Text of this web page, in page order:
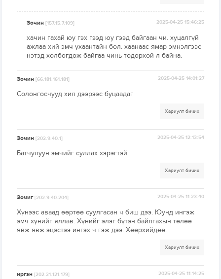
Зочин[157.15.7.109] 2025-04-25 15:46:25
хачин гахай юу гэх гээд юу гээд байгаан чи. хуцалгүй
ажлаа хий эмч ухаантайн бол. хаанаас ямар эмнэлгээс
нэтэд холбогдож байгаа чинь тодорхой л байна.
Зочин[66.181.161.181] 2025-04-25 14:01:27
Солонгосчууд хил дээрээс буцаадаг
Хариулт бичих
Зочин[202.9.40.1] 2025-04-25 12:13:54
Батчулуун эмчийг суллах хэрэгтэй.
Хариулт бичих
Зочиг[202.9.40.204] 2025-04-25 11:23:40
Хүнээс аваад өөртөө суулгасан ч биш дээ. Юунд ингэж
эмч хүнийг яллав. Хүнийг элэг бүтэн байлгахын төлөө
явж явж эцэстээ ингэх ч гэж дээ. Хөөрхийдөө.
Хариулт бичих
иргэн[202.21.121.179] 2025-04-25 11:14:25